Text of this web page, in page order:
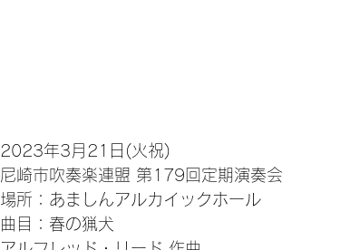
2023年3月21日(火祝)
尼崎市吹奏楽連盟 第179回定期演奏会
場所：あましんアルカイックホール
曲目：春の猟犬